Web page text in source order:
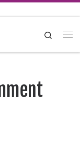
Search